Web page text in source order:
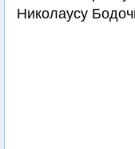
Николаусу